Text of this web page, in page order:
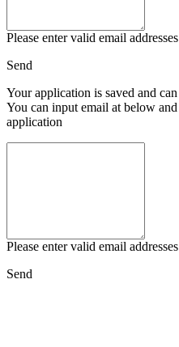
Please enter valid email addresses
Send
Your application is saved and
You can input email at below
application
Please enter valid email addresses
Send